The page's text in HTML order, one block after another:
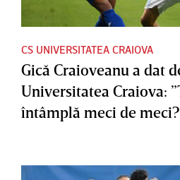
CS UNIVERSITATEA CRAIOVA
Gică Craioveanu a dat
Universitatea Craiova:
întâmplă meci de